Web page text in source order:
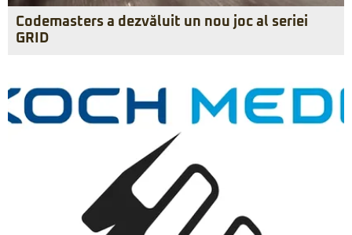
Codemasters a dezvăluit un nou joc al seriei
GRID